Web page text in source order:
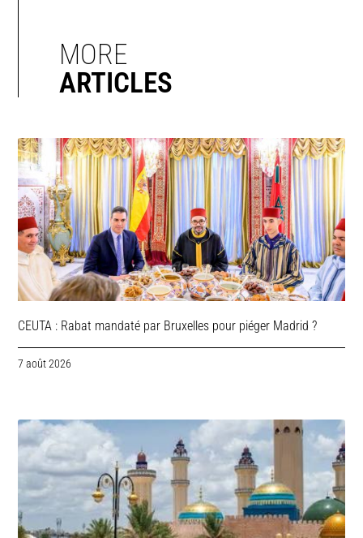
MORE
ARTICLES
CEUTA : Rabat mandaté par Bruxelles pour piéger Madrid ?
7 août 2026